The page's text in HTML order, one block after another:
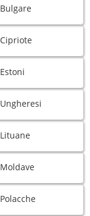
Bulgare
Cipriote
Estoni
Ungheresi
Lituane
Moldave
Polacche